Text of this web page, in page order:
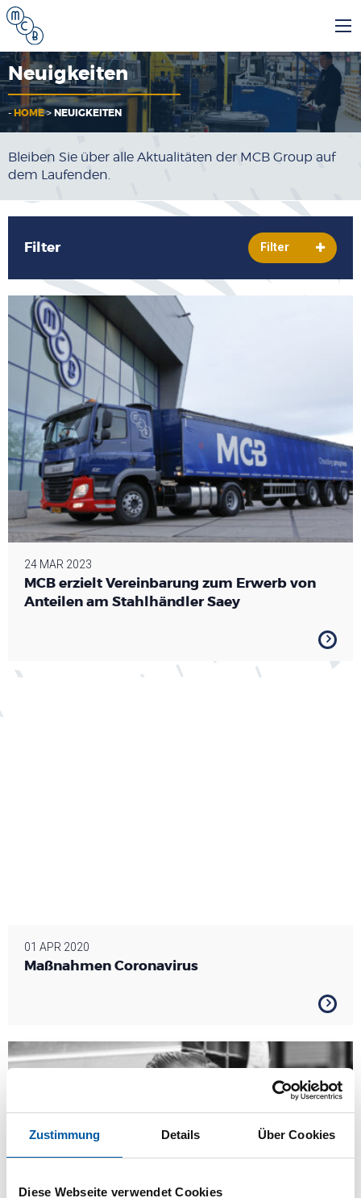
Zustimmung Details Über Cookies
Diese Webseite verwendet Cookies
Neuigkeiten
-HOME> NEUIGKEITEN
Bleiben Sie über alle Aktualitäten der MCB Group auf
dem Laufenden.
Filter Filter
24 MAR 2023
MCB erzielt Vereinbarung zum Erwerb von
Anteilen am Stahlhändler Saey
01 APR 2020
Maßnahmen Coronavirus